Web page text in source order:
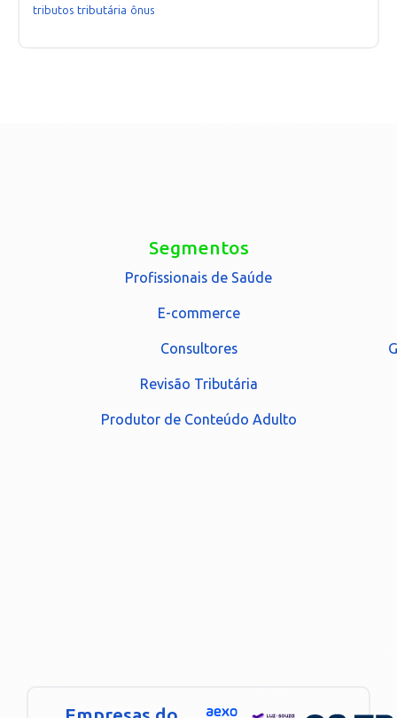
tributos tributária ônus
Segmentos
Profissionais de Saúde
E-commerce
Consultores
Revisão Tributária
Produtor de Conteúdo Adulto